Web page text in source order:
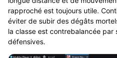
rapproché est toujours utile.
éviter de subir des dégâts
la classe est contrebalancée par
défensives.